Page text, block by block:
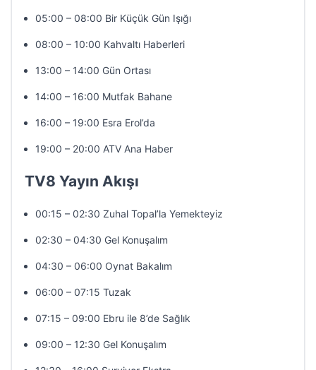
05:00 – 08:00 Bir Küçük Gün Işığı
08:00 – 10:00 Kahvaltı Haberleri
13:00 – 14:00 Gün Ortası
14:00 – 16:00 Mutfak Bahane
16:00 – 19:00 Esra Erol’da
19:00 – 20:00 ATV Ana Haber
TV8 Yayın Akışı
00:15 – 02:30 Zuhal Topal’la Yemekteyiz
02:30 – 04:30 Gel Konuşalım
04:30 – 06:00 Oynat Bakalım
06:00 – 07:15 Tuzak
07:15 – 09:00 Ebru ile 8’de Sağlık
09:00 – 12:30 Gel Konuşalım